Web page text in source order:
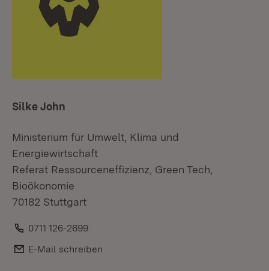
Silke John
Ministerium für Umwelt, Klima und
Energiewirtschaft
Referat Ressourceneffizienz, Green Tech,
Bioökonomie
70182 Stuttgart
Telefon:
0711 126-2699
E-Mail:
E-Mail schreiben